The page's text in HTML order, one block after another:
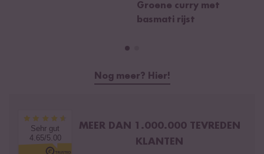
Groene curry met
basmati rijst
Nog meer? Hier!
Sehr gut
4.65/5.00
MEER DAN 1.000.000 TEVREDEN
KLANTEN